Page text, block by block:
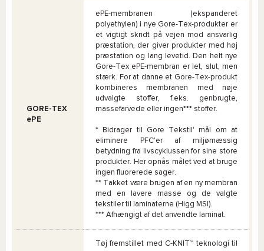
GORE-TEX
ePE
ePE-membranen (ekspanderet
polyethylen) i nye Gore-Tex-produkter er
et vigtigt skridt på vejen mod ansvarlig
præstation, der giver produkter med høj
præstation og lang levetid. Den helt nye
Gore-Tex ePE-membran er let, slut, men
stærk. For at danne et Gore-Tex-produkt
kombineres membranen med nøje
udvalgte stoffer, f.eks. genbrugte,
massefarvede eller ingen*** stoffer.
* Bidrager til Gore Tekstil' mål om at
eliminere PFC'er af miljømæssig
betydning fra livscyklussen for sine store
produkter. Her opnås målet ved at bruge
ingen fluorerede sager.
** Takket være brugen af en ny membran
med en lavere masse og de valgte
tekstiler til laminaterne (Higg MSI).
*** Afhængigt af det anvendte laminat.
Tøj fremstillet med C-KNIT™ teknologi til